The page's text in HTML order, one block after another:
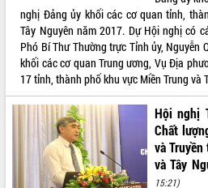
tỉnh thông qua hiện đại hóa hành chính
Xã Ea Phê gắn cải cách hành chính với
chuyển đổi số
Phó Chủ tịch Thường trực UBND tỉnh
Hồ Thị Nguyên Thảo làm việc tại Trung
tâm Phục vụ hành chính công xã Ea
Xây dựng nền hành chính số đồng
hành cùng nông dân dân, doanh nghiệp
Giai đoạn 2026-2030, Đắk Lắk phấn
nghị Đảng ủy khối các cơ quan tỉnh,
Tây Nguyên năm 2017. Dự Hội nghị có
Phó Bí Thư Thường trực Tỉnh ủy, Nguyễn
khối các cơ quan Trung ương, Vụ Địa
17 tỉnh, thành phố khu vực Miền Trung và
Hội nghị
Chất
và
và Tây
15:21)